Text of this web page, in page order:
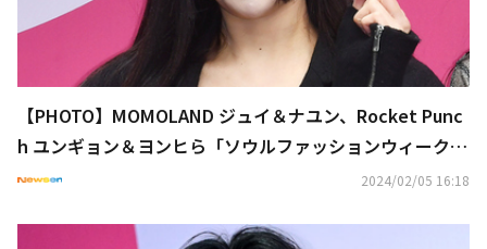
【PHOTO】MOMOLAND ジュイ＆ナユン、Rocket Punc
h ユンギョン＆ヨンヒら「ソウルファッションウィーク」
に出席
2024/02/05 16:18